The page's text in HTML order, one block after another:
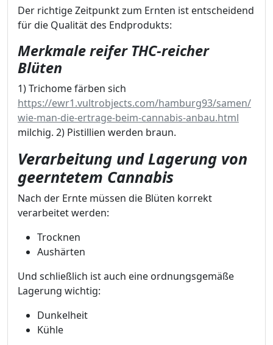
Der richtige Zeitpunkt zum Ernten ist entscheidend
für die Qualität des Endprodukts:
Merkmale reifer THC-reicher
Blüten
1) Trichome färben sich
https://ewr1.vultrobjects.com/hamburg93/samen/
wie-man-die-ertrage-beim-cannabis-anbau.html
milchig. 2) Pistillien werden braun.
Verarbeitung und Lagerung von
geerntetem Cannabis
Nach der Ernte müssen die Blüten korrekt
verarbeitet werden:
Trocknen
Aushärten
Und schließlich ist auch eine ordnungsgemäße
Lagerung wichtig:
Dunkelheit
Kühle